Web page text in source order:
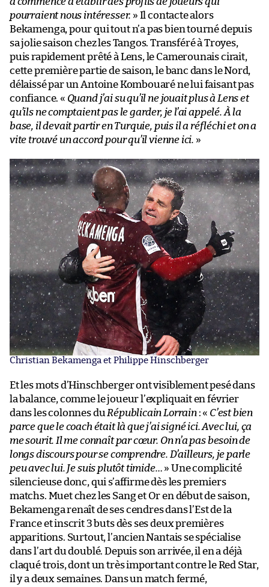
pourraient nous intéresser. » Il contacte alors
Bekamenga, pour qui tout n’a pas bien tourné depuis
sa jolie saison chez les Tangos. Transféré à Troyes,
puis rapidement prêté à Lens, le Camerounais cirait,
cette première partie de saison, le banc dans le Nord,
délaissé par un Antoine Kombouaré ne lui faisant pas
confiance. « Quand j’ai su qu’il ne jouait plus à Lens et
qu’ils ne comptaient pas le garder, je l’ai appelé. À la
base, il devait partir en Turquie, puis il a réfléchi et on a
vite trouvé un accord pour qu’il vienne ici. »
Christian Bekamenga et Philippe Hinschberger
Et les mots d’Hinschberger ont visiblement pesé dans
la balance, comme le joueur l’expliquait en février
dans les colonnes du Républicain Lorrain: « C’est bien
parce que le coach était là que j’ai signé ici. Avec lui, ça
me sourit. Il me connaît par cœur. On n’a pas besoin de
longs discours pour se comprendre. D’ailleurs, je parle
peu avec lui. Je suis plutôt timide… » Une complicité
silencieuse donc, qui s’affirme dès les premiers
matchs. Muet chez les Sang et Or en début de saison,
Bekamenga renaît de ses cendres dans l’Est de la
France et inscrit 3 buts dès ses deux premières
apparitions. Surtout, l’ancien Nantais se spécialise
dans l’art du doublé. Depuis son arrivée, il en a déjà
claqué trois, dont un très important contre le Red Star,
il y a deux semaines. Dans un match fermé,